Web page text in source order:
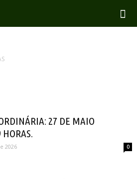
27 DE MAIO
2026 0